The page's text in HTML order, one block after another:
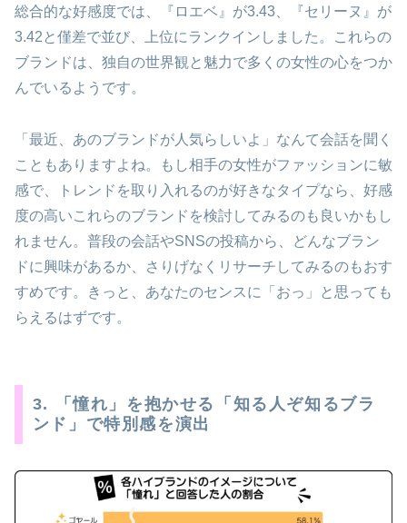
総合的な好感度では、『ロエベ』が3.43、『セリーヌ』が
3.42と僅差で並び、上位にランクインしました。これらの
ブランドは、独自の世界観と魅力で多くの女性の心をつか
んでいるようです。
「最近、あのブランドが人気らしいよ」なんて会話を聞く
こともありますよね。もし相手の女性がファッションに敏
感で、トレンドを取り入れるのが好きなタイプなら、好感
度の高いこれらのブランドを検討してみるのも良いかもし
れません。普段の会話やSNSの投稿から、どんなブラン
ドに興味があるか、さりげなくリサーチしてみるのもおす
すめです。きっと、あなたのセンスに「おっ」と思っても
らえるはずです。
3. 「憧れ」を抱かせる「知る人ぞ知るブラ
ンド」で特別感を演出